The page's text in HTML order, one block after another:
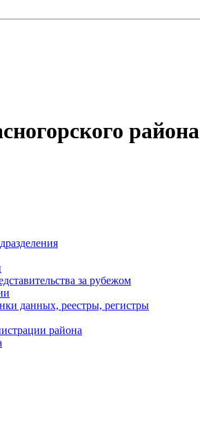
района
за рубежом
данных, реестры, регистры
района